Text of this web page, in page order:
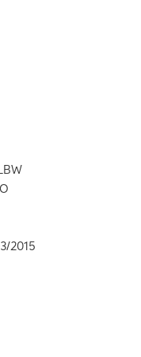
2015